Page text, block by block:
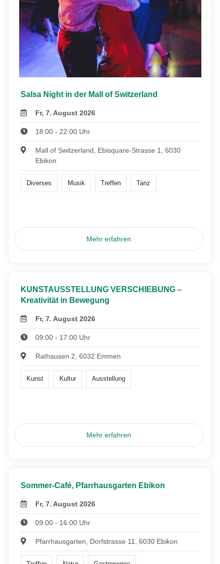
Salsa Night in der Mall of Switzerland
Fr, 7. August 2026
18:00 - 22:00 Uhr
Mall of Switzerland, Ebisquare-Strasse 1, 6030
Ebikon
Diverses Musik Treffen Tanz
Mehr erfahren
KUNSTAUSSTELLUNG VERSCHIEBUNG –
Kreativität in Bewegung
Fr, 7. August 2026
09:00 - 17:00 Uhr
Rathausen 2, 6032 Emmen
Kunst Kultur Ausstellung
Mehr erfahren
Sommer-Café, Pfarrhausgarten Ebikon
Fr, 7. August 2026
09:00 - 16:00 Uhr
Pfarrhausgarten, Dorfstrasse 11, 6030 Ebikon